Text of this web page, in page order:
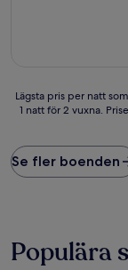
Lägsta
pris
natt
som
vi
senaste
24 timmarna,
Lägsta pris per natt
1 natt för 2 vuxna.
Se fler boenden
Populära